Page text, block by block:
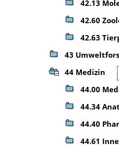
42.13
42.60
42.63
43
44 Medizin
44.00
44.34
44.40
44.61